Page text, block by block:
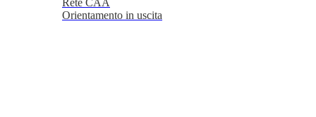
Rete CAA
Orientamento in uscita